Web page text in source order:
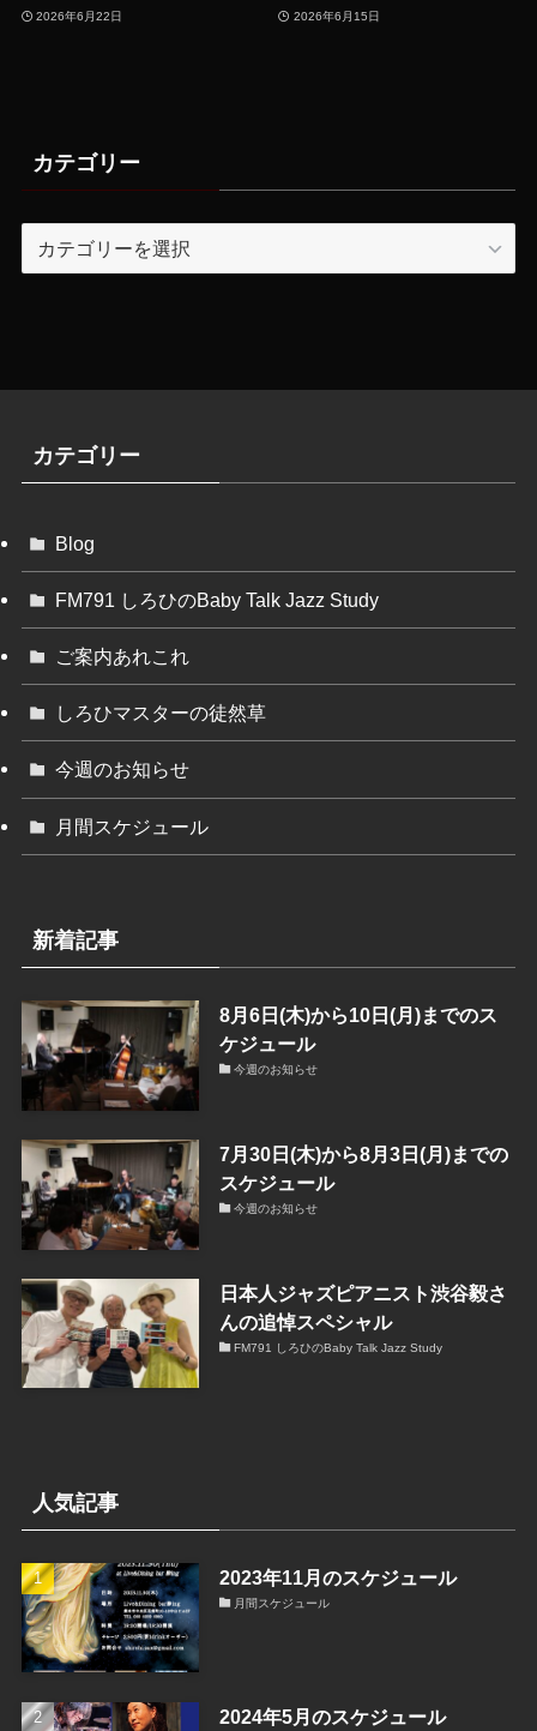
2026年6月22日 2026年6月15日
カテゴリー
テ
カテゴリー
Blog
FM791 しろひのBaby Talk Jazz Study
ご案内あれこれ
しろひマスターの徒然草
今週のお知らせ
月間スケジュール
新着記事
8月6日(木)から10日(月)までのス
ケジュール
今週のお知らせ
7月30日(木)から8月3日(月)までの
スケジュール
今週のお知らせ
日本人ジャズピアニスト渋谷毅さ
んの追悼スペシャル
FM791 しろひのBaby Talk Jazz Study
人気記事
2023年11月のスケジュール
月間スケジュール
2024年5月のスケジュール